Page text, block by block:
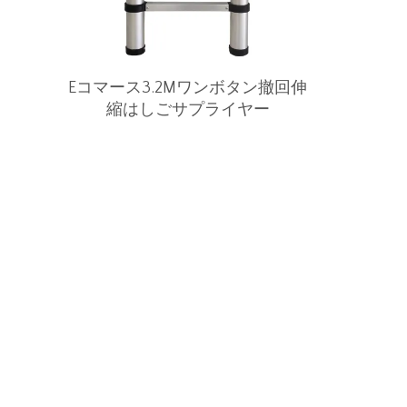
Eコマース3.2Mワンボタン撤回伸
縮はしごサプライヤー